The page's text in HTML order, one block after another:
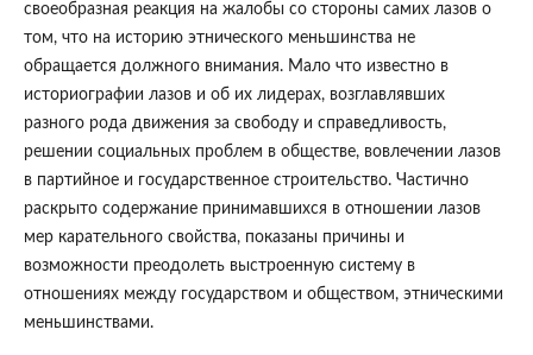
своеобразная реакция на жалобы со стороны самих лазов о
том, что на историю этнического меньшинства не
обращается должного внимания. Мало что известно в
историографии лазов и об их лидерах, возглавлявших
разного рода движения за свободу и справедливость,
решении социальных проблем в обществе, вовлечении лазов
в партийное и государственное строительство. Частично
раскрыто содержание принимавшихся в отношении лазов
мер карательного свойства, показаны причины и
возможности преодолеть выстроенную систему в
отношениях между государством и обществом, этническими
меньшинствами.